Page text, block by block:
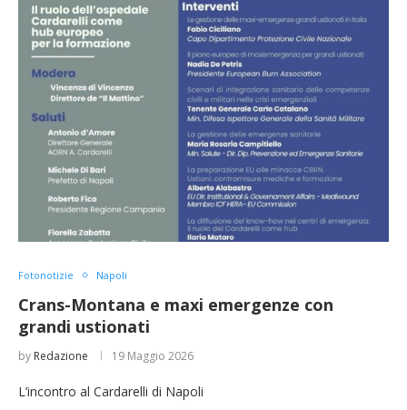
Fotonotizie Napoli
Crans-Montana e maxi emergenze con
grandi ustionati
by Redazione 19 Maggio 2026
L’incontro al Cardarelli di Napoli